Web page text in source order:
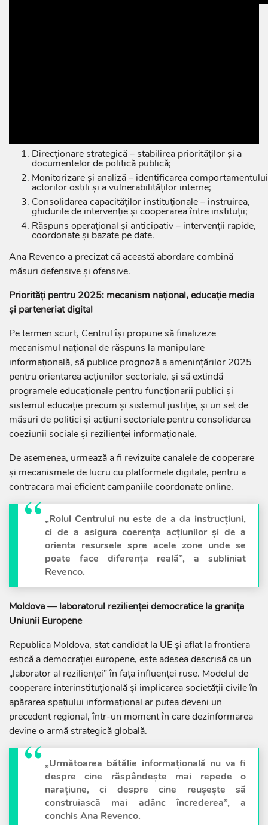
De la reacție la prevenție: arhitectura în patru niveluri
Direcționare strategică – stabilirea priorităților și a
documentelor de politică publică;
Monitorizare și analiză – identificarea comportamentului
actorilor ostili și a vulnerabilităților interne;
Consolidarea capacităților instituționale – instruirea,
ghidurile de intervenție și cooperarea între instituții;
Răspuns operațional și anticipativ – intervenții rapide,
coordonate și bazate pe date.
Ana Revenco a precizat că această abordare combină
măsuri defensive și ofensive.
Priorități pentru 2025: mecanism național, educație media
și parteneriat digital
Pe termen scurt, Centrul își propune să finalizeze
mecanismul național de răspuns la manipulare
informațională, să publice prognoză a amenințărilor 2025
pentru orientarea acțiunilor sectoriale, și să extindă
programele educaționale pentru funcționarii publici și
sistemul educație precum și sistemul justiție, și un set de
măsuri de politici și acțiuni sectoriale pentru consolidarea
coeziunii sociale și rezilienței informaționale.
De asemenea, urmează a fi revizuite canalele de cooperare
și mecanismele de lucru cu platformele digitale, pentru a
contracara mai eficient campaniile coordonate online.
„Rolul Centrului nu este de a da instrucțiuni,
ci de a asigura coerența acțiunilor și de a
orienta resursele spre acele zone unde se
poate face diferența reală”, a subliniat
Revenco.
Moldova — laboratorul rezilienței democratice la granița
Uniunii Europene
Republica Moldova, stat candidat la UE și aflat la frontiera
estică a democrației europene, este adesea descrisă ca un
„laborator al rezilienței” în fața influenței ruse. Modelul de
cooperare interinstituțională și implicarea societății civile în
apărarea spațiului informațional ar putea deveni un
precedent regional, într-un moment în care dezinformarea
devine o armă strategică globală.
„Următoarea bătălie informațională nu va fi
despre cine răspândește mai repede o
narațiune, ci despre cine reușește să
construiască mai adânc încrederea”, a
conchis Ana Revenco.